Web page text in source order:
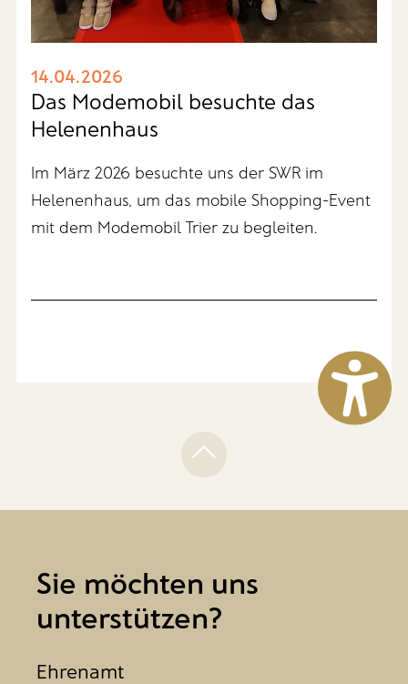
14.04.2026
Das Modemobil besuchte das
Helenenhaus
Im März 2026 besuchte uns der SWR im
Helenenhaus, um das mobile Shopping-Event
mit dem Modemobil Trier zu begleiten.
Sie möchten uns
unterstützen?
Ehrenamt